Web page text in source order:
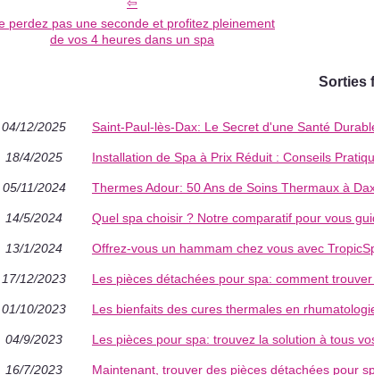
perdez pas une seconde et profitez pleinement
de vos 4 heures dans un spa
Sorties
04/12/2025 Saint-Paul-lès-Dax: Le Secret d'une Santé
18/4/2025 Installation de Spa à Prix Réduit : Conseils
05/11/2024 Thermes Adour: 50 Ans de Soins Thermaux à
14/5/2024 Quel spa choisir ? Notre comparatif pour vous
13/1/2024 Offrez-vous un hammam chez vous avec
17/12/2023 Les pièces détachées pour spa: comment
01/10/2023 Les bienfaits des cures thermales en
04/9/2023 Les pièces pour spa: trouvez la solution à tous
16/7/2023
Maintenant, trouver des pièces détachées pour